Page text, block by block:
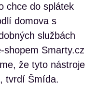
chce do splátek
domova s
službách
Smarty.cz
že tyto nástroje
tvrdí Šmída.